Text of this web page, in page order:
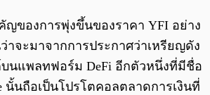
ญของการพุ่งขึ้นของราคา YFI อย่าง
าจะมาจากการประกาศว่าเหรียญดัง
นแพลทฟอร์ม DeFi อีกตัวหนึ่งที่มีชื่อ
นั้นถือเป็นโปรโตคอลตลาดการเงินที่